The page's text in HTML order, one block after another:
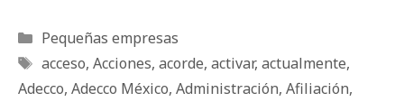
Categorías
Pequeñas empresas
Etiquetas
acceso, Acciones, acorde, activar, actualmente,
Adecco, Adecco México, Administración, Afiliación,